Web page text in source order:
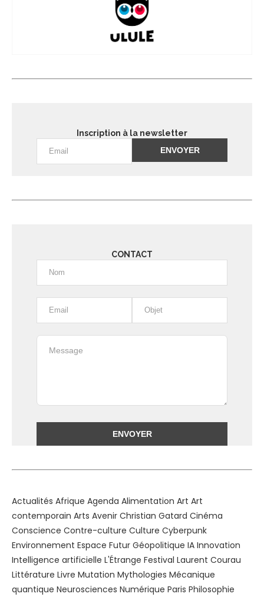
Inscription à la newsletter
CONTACT
Actualités Afrique Agenda Alimentation Art Art
contemporain Arts Avenir Christian Gatard Cinéma
Conscience Contre-culture Culture Cyberpunk
Environnement Espace Futur Géopolitique IA Innovation
Intelligence artificielle L'Étrange Festival Laurent Courau
Littérature Livre Mutation Mythologies Mécanique
quantique Neurosciences Numérique Paris Philosophie